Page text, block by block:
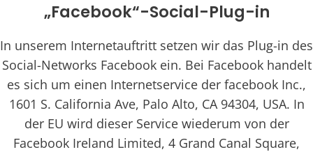
„Facebook“-Social-Plug-in
In unserem Internetauftritt setzen wir das Plug-in des
Social-Networks Facebook ein. Bei Facebook handelt
es sich um einen Internetservice der facebook Inc.,
1601 S. California Ave, Palo Alto, CA 94304, USA. In
der EU wird dieser Service wiederum von der
Facebook Ireland Limited, 4 Grand Canal Square,